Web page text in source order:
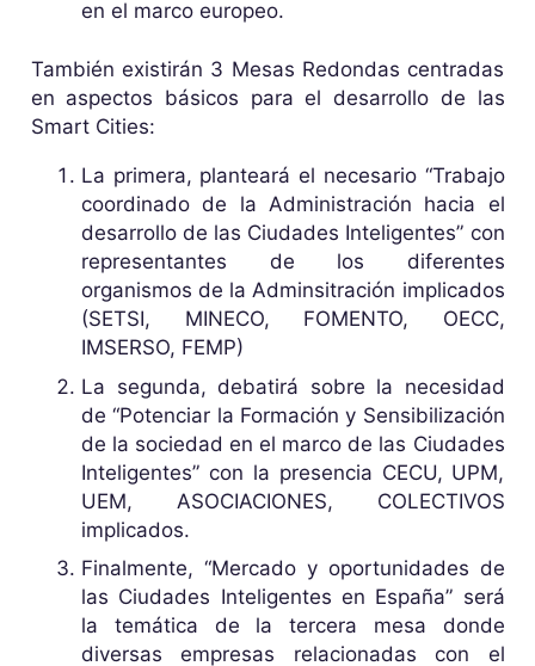
en el marco europeo.
También existirán 3 Mesas Redondas centradas
en aspectos básicos para el desarrollo de las
Smart Cities:
La primera, planteará el necesario “Trabajo
coordinado de la Administración hacia el
desarrollo de las Ciudades Inteligentes” con
representantes de los diferentes
organismos de la Adminsitración implicados
(SETSI, MINECO, FOMENTO, OECC,
IMSERSO, FEMP)
La segunda, debatirá sobre la necesidad
de “Potenciar la Formación y Sensibilización
de la sociedad en el marco de las Ciudades
Inteligentes” con la presencia CECU, UPM,
UEM, ASOCIACIONES, COLECTIVOS
implicados.
Finalmente, “Mercado y oportunidades de
las Ciudades Inteligentes en España” será
la temática de la tercera mesa donde
diversas empresas relacionadas con el